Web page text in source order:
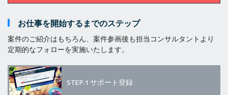
お仕事を開始するまでのステップ
案件のご紹介はもちろん、案件参画後も担当コンサルタントより
定期的なフォローを実施いたします。
STEP.1 サポート登録